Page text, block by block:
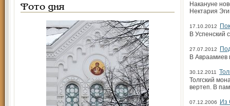
Фото дня
Накануне
Нектария
17.10.2012
В Успенский
27.07.2012
В Авраамиев
30.12.2011
Толгский
вертеп. В
07.12.2006
Из